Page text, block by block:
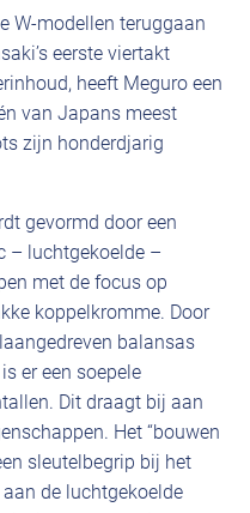
W-modellen teruggaan
eerste viertakt
heeft Meguro een
van Japans meest
zijn honderdjarig
gevormd door een
– luchtgekoelde –
met de focus op
koppelkromme. Door
balansas
er een soepele
Dit draagt bij aan
Het “bouwen
sleutelbegrip bij het
de luchtgekoelde